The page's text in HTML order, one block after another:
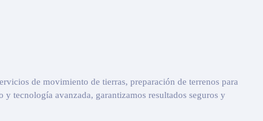
de movimiento de tierras, preparación de terrenos para
tecnología avanzada, garantizamos resultados seguros y